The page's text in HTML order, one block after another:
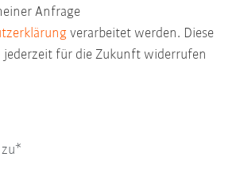
Anfrage
verarbeitet werden. Diese
für die Zukunft widerrufen